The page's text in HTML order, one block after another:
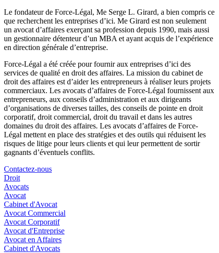
Le fondateur de Force-Légal, Me Serge L. Girard, a bien compris ce
que recherchent les entreprises d’ici. Me Girard est non seulement
un avocat d’affaires exerçant sa profession depuis 1990, mais aussi
un gestionnaire détenteur d’un MBA et ayant acquis de l’expérience
en direction générale d’entreprise.
Force-Légal a été créée pour fournir aux entreprises d’ici des
services de qualité en droit des affaires. La mission du cabinet de
droit des affaires est d’aider les entrepreneurs à réaliser leurs projets
commerciaux. Les avocats d’affaires de Force-Légal fournissent aux
entrepreneurs, aux conseils d’administration et aux dirigeants
d’organisations de diverses tailles, des conseils de pointe en droit
corporatif, droit commercial, droit du travail et dans les autres
domaines du droit des affaires. Les avocats d’affaires de Force-
Légal mettent en place des stratégies et des outils qui réduisent les
risques de litige pour leurs clients et qui leur permettent de sortir
gagnants d’éventuels conflits.
Contactez-nous
Droit
Avocats
Avocat
Cabinet d'Avocat
Avocat Commercial
Avocat Corporatif
Avocat d'Entreprise
Avocat en Affaires
Cabinet d'Avocats